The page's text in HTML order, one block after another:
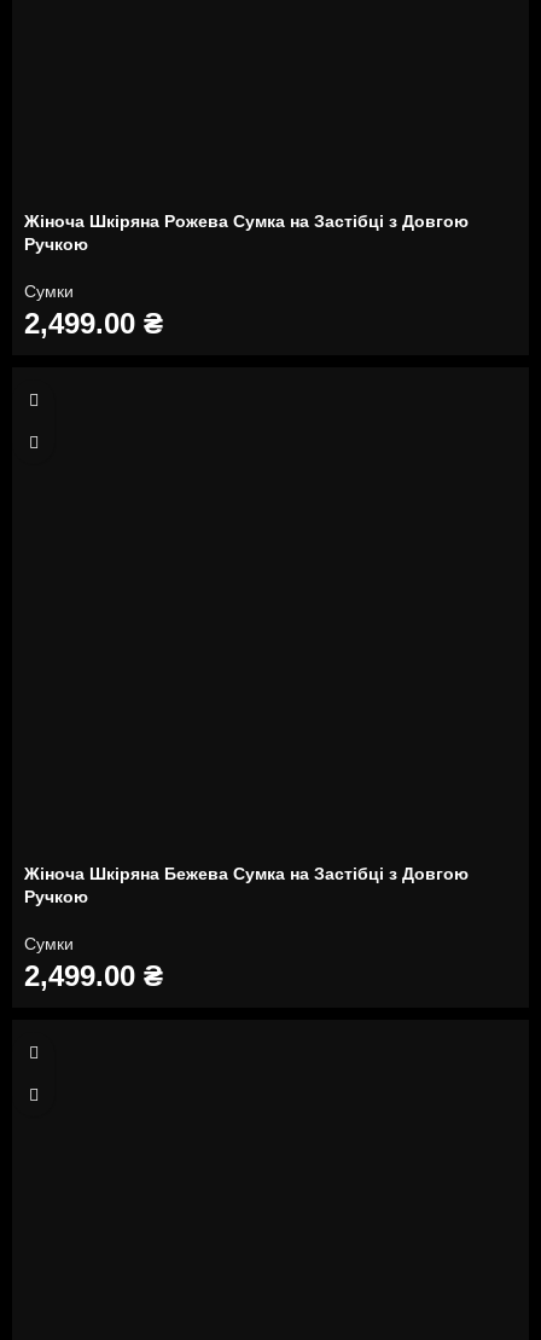
Жіноча Шкіряна Рожева Сумка на Застібці з Довгою
Ручкою
Сумки
2,499.00 ₴
Жіноча Шкіряна Бежева Сумка на Застібці з Довгою
Ручкою
Сумки
2,499.00 ₴